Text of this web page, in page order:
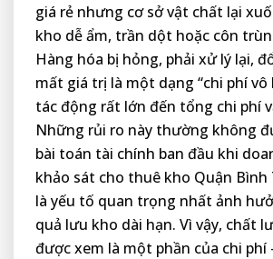
giá rẻ nhưng cơ sở vật chất lại
kho dễ ẩm, trần dột hoặc côn
Hàng hóa bị hỏng, phải xử lý lại,
mất giá trị là một dạng “chi phí vô
tác động rất lớn đến tổng chi phí
Những rủi ro này thường không
bài toán tài chính ban đầu khi
khảo sát cho thuê kho Quận Bình
là yếu tố quan trọng nhất ảnh
quả lưu kho dài hạn. Vì vậy, chất
được xem là một phần của chi phí